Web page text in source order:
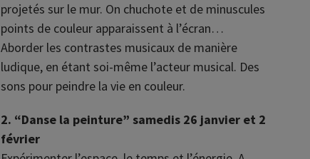
projetés sur le mur. On chuchote et de minuscules
points de couleur apparaissent à l’écran…
Aborder les contrastes musicaux de manière
ludique, en étant soi-même l’acteur musical. Des
sons pour peindre la vie en couleur.
2. “Danse la peinture” samedis 26 janvier et 2
février